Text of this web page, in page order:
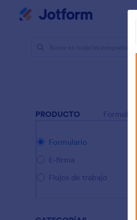
Inicio del diálogo
PRODUCTO Formulario
Formulario
E-firma
Flujos de trabajo